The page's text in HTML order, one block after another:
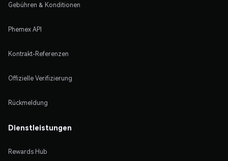
Gebühren & Konditionen
Phemex API
Kontrakt-Referenzen
Offizielle Verifizierung
Rückmeldung
Dienstleistungen
Rewards Hub